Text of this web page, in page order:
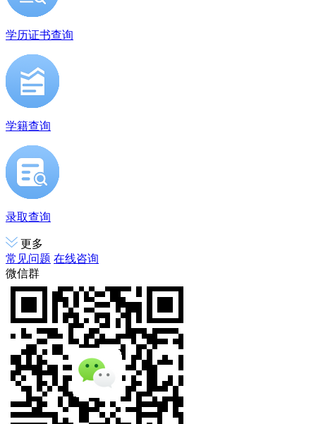
学历证书查询
学籍查询
录取查询
更多
常见问题 在线咨询
微信群